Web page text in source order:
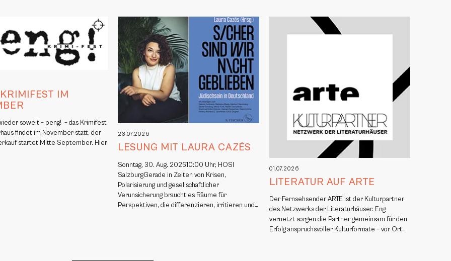
IM
soweit – peng! – das Krimifest
findet im November statt, der
startet Mitte September. Hier
23.07.2026
LESUNG MIT LAURA CAZÉS
Sonntag, 30. Aug. 202610:00 Uhr, HOSI
SalzburgGerade in Zeiten von Krisen,
Polarisierung und gesellschaftlicher
Verunsicherung braucht es Räume für
Perspektiven, die differenzieren, irritieren und…
01.07.2026
LITERATUR AUF ARTE
Der Fernsehsender ARTE ist der Kulturpartner
des Netzwerks der Literaturhäuser. Eng
vernetzt sorgen die Partner gemeinsam für den
Erfolg anspruchsvoller Kulturformate – vor Ort…